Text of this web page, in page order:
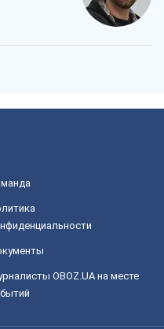
OBOZ.UA на месте